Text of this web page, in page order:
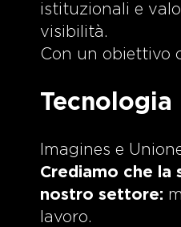
istituzionali e
visibilità.
Con un obiettivo
Imagines e
Crediamo che la
nostro settore:
lavoro.